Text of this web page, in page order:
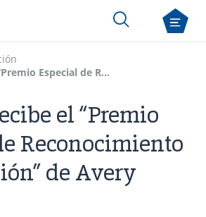
Dynasol recibe el “Premio Especial de Reconocimiento e Innovación” de Avery Dennison
el “Premio
Reconocimiento
de Avery